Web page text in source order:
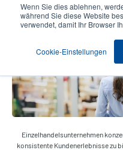
Wenn Sie dies ablehnen,
während Sie diese Website
verwendet, damit Ihr Browser
Cookie-Einstellungen
Unified
Einzelhandelsunternehmen
konsistente Kundenerlebnisse zu